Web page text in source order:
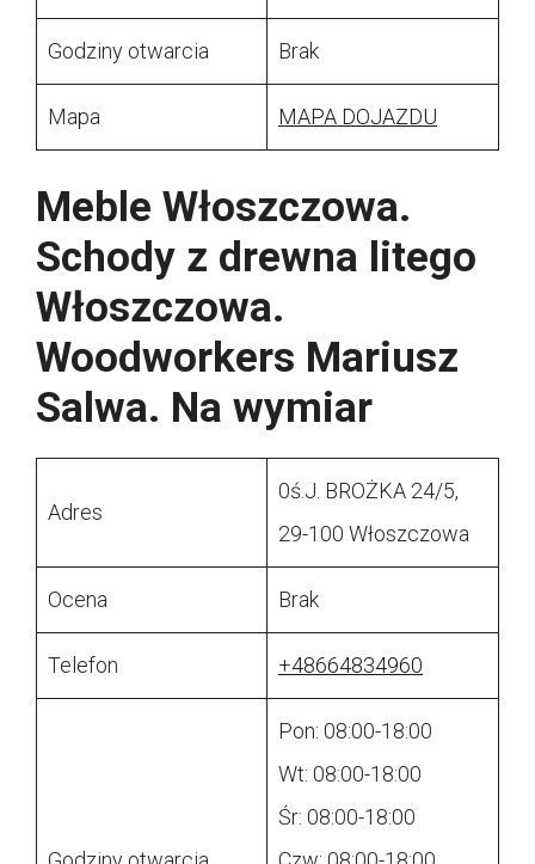
Godziny otwarcia Brak
Mapa MAPA DOJAZDU
Meble Włoszczowa.
Schody z drewna litego
Włoszczowa.
Woodworkers Mariusz
Salwa. Na wymiar
Adres
0ś.J. BROŻKA 24/5,
29-100 Włoszczowa
Ocena Brak
Telefon +48664834960
Pon: 08:00-18:00
Wt: 08:00-18:00
Śr: 08:00-18:00